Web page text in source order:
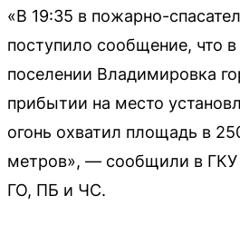
«В 19:35 в пожарно-
поступило сообщение, что
поселении Владимировка
прибытии на место
огонь охватил площадь в
метров», — сообщили в
ГО, ПБ и ЧС.